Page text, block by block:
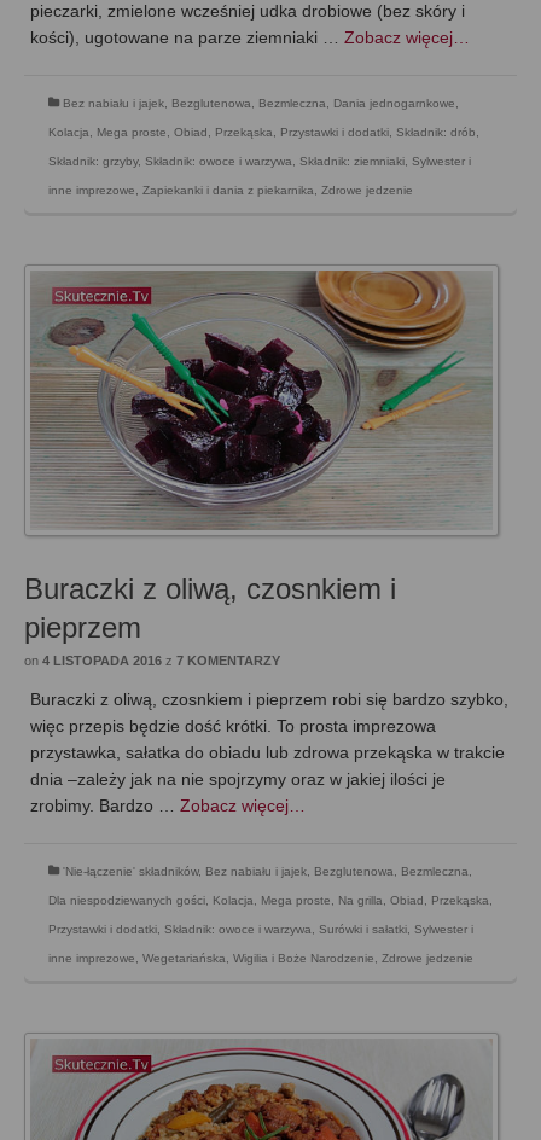
pieczarki, zmielone wcześniej udka drobiowe (bez skóry i
kości), ugotowane na parze ziemniaki … Zobacz więcej…
Bez nabiału i jajek, Bezglutenowa, Bezmleczna, Dania jednogarnkowe,
Kolacja, Mega proste, Obiad, Przekąska, Przystawki i dodatki, Składnik: drób,
Składnik: grzyby, Składnik: owoce i warzywa, Składnik: ziemniaki, Sylwester i
inne imprezowe, Zapiekanki i dania z piekarnika, Zdrowe jedzenie
Buraczki z oliwą, czosnkiem i
pieprzem
on 4 LISTOPADA 2016 z 7 KOMENTARZY
Buraczki z oliwą, czosnkiem i pieprzem robi się bardzo szybko,
więc przepis będzie dość krótki. To prosta imprezowa
przystawka, sałatka do obiadu lub zdrowa przekąska w trakcie
dnia –zależy jak na nie spojrzymy oraz w jakiej ilości je
zrobimy. Bardzo … Zobacz więcej…
'Nie-łączenie' składników, Bez nabiału i jajek, Bezglutenowa, Bezmleczna,
Dla niespodziewanych gości, Kolacja, Mega proste, Na grilla, Obiad , Przekąska,
Przystawki i dodatki, Składnik: owoce i warzywa, Surówki i sałatki, Sylwester i
inne imprezowe, Wegetariańska, Wigilia i Boże Narodzenie, Zdrowe jedzenie